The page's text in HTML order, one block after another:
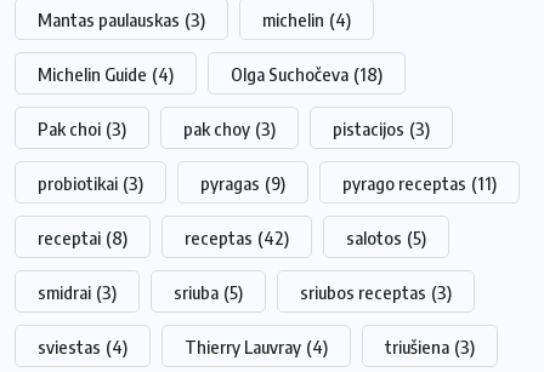
Mantas paulauskas (3) michelin (4)
Michelin Guide (4) Olga Suchočeva (18)
Pak choi (3) pak choy (3) pistacijos (3)
probiotikai (3) pyragas (9) pyrago receptas (11)
receptai (8) receptas (42) salotos (5)
smidrai (3) sriuba (5) sriubos receptas (3)
sviestas (4) Thierry Lauvray (4) triušiena (3)